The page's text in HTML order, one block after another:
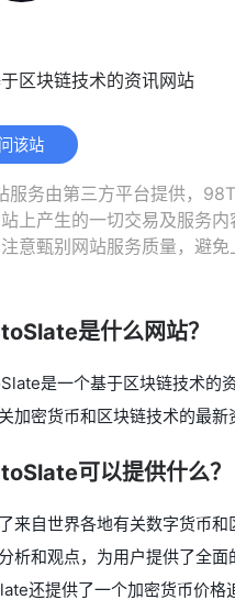
区块链技术的资讯网站
该站
服务由第三方平台提供，
上产生的一切交易及服务内
意甄别网站服务质量，避免
是什么网站？
是一个基于区块链技术的
加密货币和区块链技术的最新
可以提供什么？
来自世界各地有关数字货币和
析和观点，为用户提供了全面
还提供了一个加密货币价格